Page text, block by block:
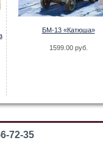
БМ-13 «Катюша»
1599.00 руб.
72-35